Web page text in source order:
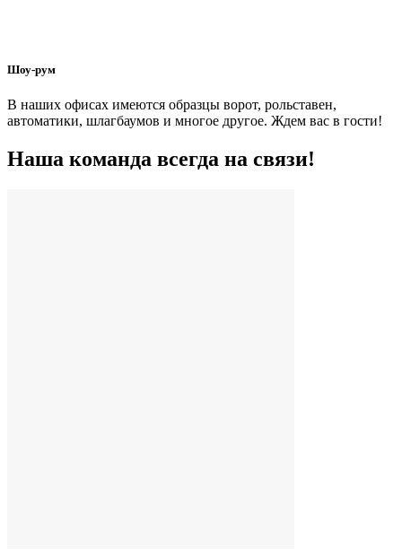
Шоу-рум
В наших офисах имеются образцы ворот, рольставен,
автоматики, шлагбаумов и многое другое. Ждем вас в гости!
Наша команда всегда на связи!